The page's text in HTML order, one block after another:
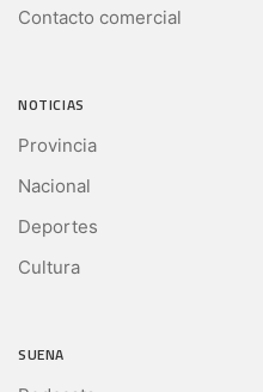
Contacto comercial
NOTICIAS
Provincia
Nacional
Deportes
Cultura
SUENA